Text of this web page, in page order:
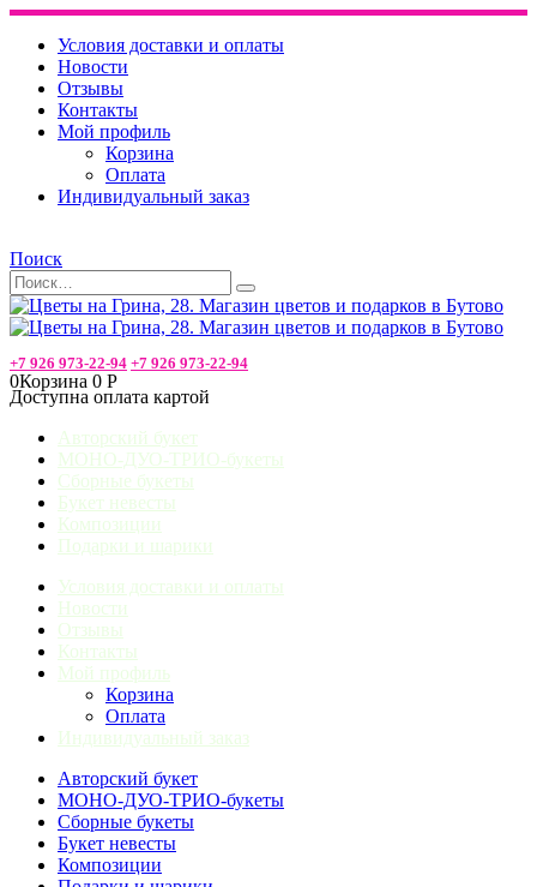
Условия доставки и оплаты
Новости
Отзывы
Контакты
Мой профиль
Корзина
Оплата
Индивидуальный заказ
Поиск
+7 926 973-22-94 +7 926 973-22-94
0Корзина 0 Р
Доступна оплата картой
Авторский букет
МОНО-ДУО-ТРИО-букеты
Сборные букеты
Букет невесты
Композиции
Подарки и шарики
Условия доставки и оплаты
Новости
Отзывы
Контакты
Мой профиль
Корзина
Оплата
Индивидуальный заказ
Авторский букет
МОНО-ДУО-ТРИО-букеты
Сборные букеты
Букет невесты
Композиции